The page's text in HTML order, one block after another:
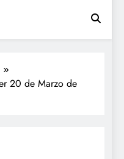
20 de Marzo de